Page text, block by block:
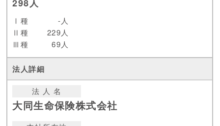
298人
Ⅰ種
-人
Ⅱ種
229人
Ⅲ種
69人
法 人 名
大同生命保険株式会社